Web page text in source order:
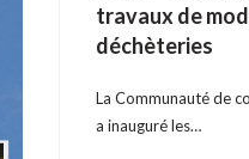
travaux de
déchèteries
La Communauté de
a inauguré les…